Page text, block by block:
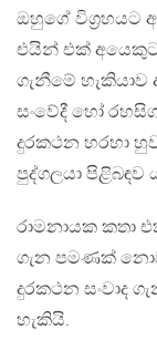
ඔහුගේ විග්‍රහයට
එයින් එක්
ගැනීමේ හැකියාව
සංවේදී හෝ
දුරකථන හරහා
පුද්ගලයා
රාමනායක කතා
ගැන පමණක්
දුරකථන සංවාද
හැකියි.